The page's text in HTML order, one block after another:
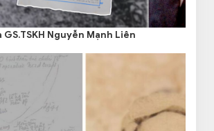
Nguyễn Mạnh Liên